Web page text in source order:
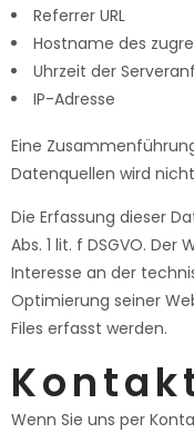
Referrer URL
Hostname des
Uhrzeit der
IP-Adresse
Eine
Datenquellen wird
Die Erfassung dieser
Abs. 1 lit. f DSGVO.
Interesse an der
Optimierung seiner
Files erfasst werden.
Wenn Sie uns per